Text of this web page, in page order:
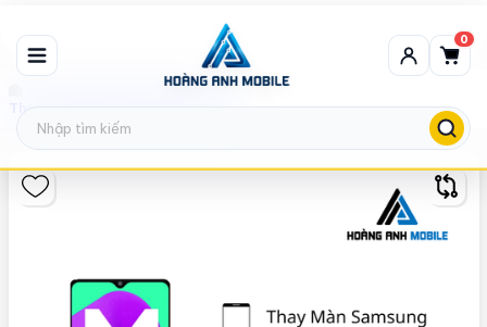
0
Thay màn hình Samsung
Thay màn hình Samsung Galaxy M13